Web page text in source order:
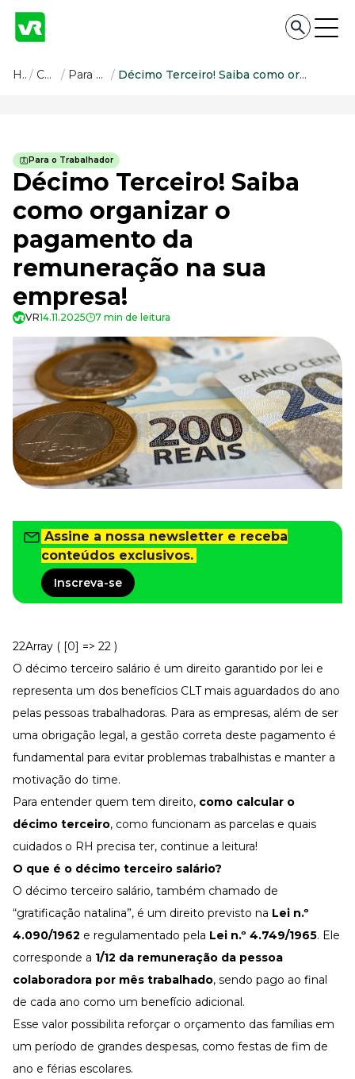
Conteúdo
Todas as categorias
Confira nossos conteúdos
Impulsione o seu negócio
Legislação
Fique por dentro da lei
Pessoas e Cultura
Aprimore a cultura organizacional
Educação Financeira
Saiba como gerenciar o seu dinheiro
Para o Trabalhador
Tudo para facilitar a rotina
Imprensa
VR na Imprensa
Cursos
Cursos
Explore o nosso acervo
Departamento Pessoal
Para simplificar os processos
Gestão de Empresas e Negócios
Eleve os resultados da organização
Recursos Humanos
Fortaleça a cultura organizacional
Treinamento de Produto
Desenvolva a sua equipe
Materiais Gratuitos
Materiais Gratuitos
Todos os Materiais Gratuitos
Confira nossos materiais
E-book
Ferramentas e Templates
Para agilizar o seu trabalho
Conteúdo prático e rápido
Kits
Lives
Newsletters
Home / Conteúdo / Para o Trabalhador / Décimo Terceiro! Saiba como organizar o pagamento da remuneração na sua empresa!
Para o Trabalhador
Décimo Terceiro! Saiba
como organizar o
pagamento da
remuneração na sua
empresa!
VR14.11.2025 7 min de leitura
Assine a nossa newsletter e receba
conteúdos exclusivos.
Inscreva-se
22Array ( [0] => 22 )
O décimo terceiro salário é um direito garantido por lei e
representa um dos benefícios CLTmais aguardados do ano
pelas pessoas trabalhadoras. Para as empresas, além de ser
uma obrigação legal, a gestão correta deste pagamento é
fundamental para evitar problemas trabalhistas e manter a
motivação do time.
Para entender quem tem direito, como calcular o
décimo terceiro, como funcionam as parcelas e quais
cuidados o RH precisa ter, continue a leitura!
O que é o décimo terceiro salário?
O décimo terceiro salário, também chamado de
“gratificação natalina”, é um direito previsto na Lei n.º
4.090/1962 e regulamentado pela Lei n.º 4.749/1965. Ele
corresponde a 1/12 da remuneração da pessoa
colaboradora por mês trabalhado, sendo pago ao final
de cada ano como um benefício adicional.
Esse valor possibilita reforçar o orçamento das famílias em
um período de grandes despesas, como festas de fim de
ano e férias escolares.